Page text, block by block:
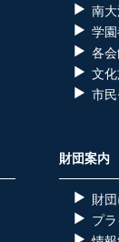
南
学
各
文
市
財団案内
財
プ